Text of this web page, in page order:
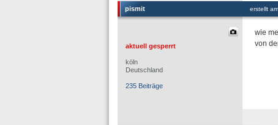
pismit erstellt
aktuell gesperrt
köln
Deutschland
235 Beiträge
wie
von